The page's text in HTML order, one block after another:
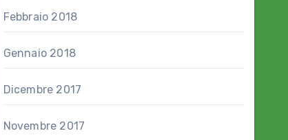
Febbraio 2018
Gennaio 2018
Dicembre 2017
Novembre 2017